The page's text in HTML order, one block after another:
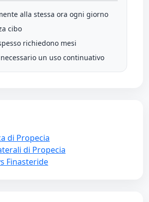
alla stessa ora ogni giorno
cibo
richiedono mesi
un uso continuativo
di Propecia
di Propecia
Finasteride